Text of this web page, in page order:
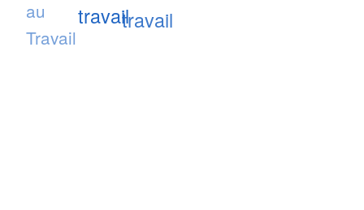
au
Travail
travailtravail